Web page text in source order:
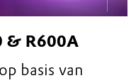
& R600A
basis van